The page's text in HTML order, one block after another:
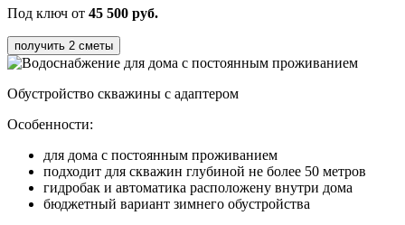
Под ключ от 45 500 руб.
получить 2 сметы
Обустройство скважины с адаптером
Особенности:
для дома с постоянным проживанием
подходит для скважин глубиной не более 50 метров
гидробак и автоматика расположену внутри дома
бюджетный вариант зимнего обустройства